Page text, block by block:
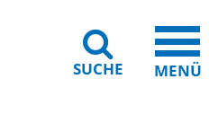
SUCHE MENÜ